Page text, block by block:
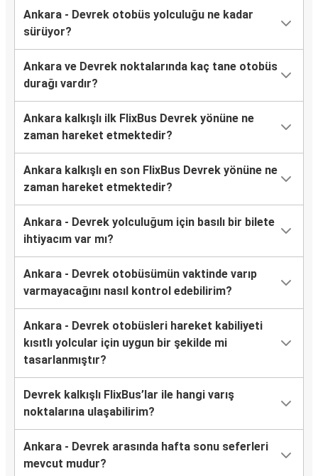
Ankara - Devrek otobüs yolculuğu ne kadar
sürüyor?
Ankara ve Devrek noktalarında kaç tane otobüs
durağı vardır?
Ankara kalkışlı ilk FlixBus Devrek yönüne ne
zaman hareket etmektedir?
Ankara kalkışlı en son FlixBus Devrek yönüne ne
zaman hareket etmektedir?
Ankara - Devrek yolculuğum için basılı bir bilete
ihtiyacım var mı?
Ankara - Devrek otobüsümün vaktinde varıp
varmayacağını nasıl kontrol edebilirim?
Ankara - Devrek otobüsleri hareket kabiliyeti
kısıtlı yolcular için uygun bir şekilde mi
tasarlanmıştır?
Devrek kalkışlı FlixBus’lar ile hangi varış
noktalarına ulaşabilirim?
Ankara - Devrek arasında hafta sonu seferleri
mevcut mudur?